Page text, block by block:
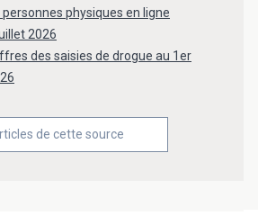
personnes physiques en ligne
2026
des saisies de drogue au 1er
de cette source